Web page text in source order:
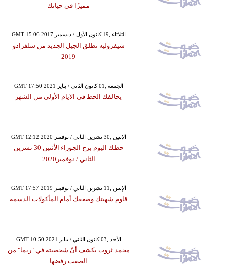
مميزًا في حياتك
GMT 15:06 2017 الثلاثاء ,19 كانون الأول / ديسمبر
شيفروليه تطلق الجيل الجديد من سلفرادو
2019
GMT 17:50 2021 الجمعة ,01 كانون الثاني / يناير
يحالفك الحظ في الايام الأولى من الشهر
GMT 12:12 2020 الإثنين ,30 تشرين الثاني / نوفمبر
حظك اليوم برج الجوزاء الأثنين 30 تشرين
الثاني / نوفمبر2020
GMT 17:57 2019 الإثنين ,11 تشرين الثاني / نوفمبر
قاوم شهيتك وضعفك أمام المأكولات الدسمة
GMT 10:50 2021 الأحد ,03 كانون الثاني / يناير
محمد ثروت يكشف أنّ شخصيته في "ريما" من
الصعب رفضها